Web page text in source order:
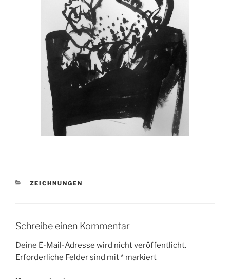
KATEGORIEN
ZEICHNUNGEN
Schreibe einen Kommentar
Deine E-Mail-Adresse wird nicht veröffentlicht.
Erforderliche Felder sind mit* markiert